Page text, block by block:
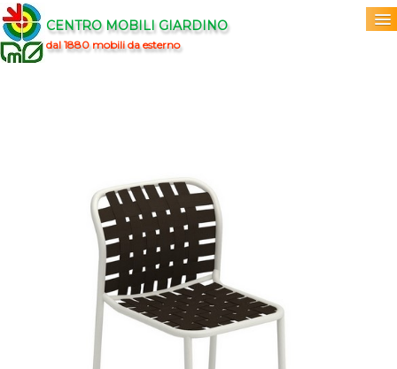
CENTRO MOBILI GIARDINO
dal 1880 mobili da esterno
▼